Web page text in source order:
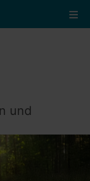
und